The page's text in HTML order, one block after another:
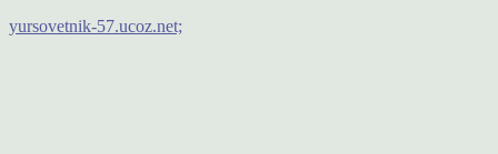
yursovetnik-57.ucoz.net;